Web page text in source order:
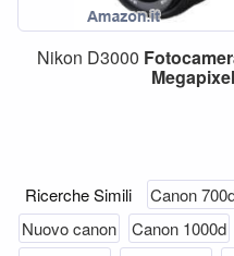
Nikon D3000
Megapixel
Ricerche Simili Canon
Nuovo canon
Canon 1000d